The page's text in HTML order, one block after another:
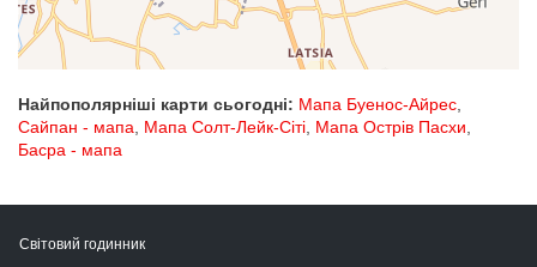
Найпополярніші карти сьогодні: Мапа Буенос-Айрес,
Сайпан - мапа, Мапа Солт-Лейк-Сіті, Мапа Острів Пасхи,
Басра - мапа
Світовий годинник